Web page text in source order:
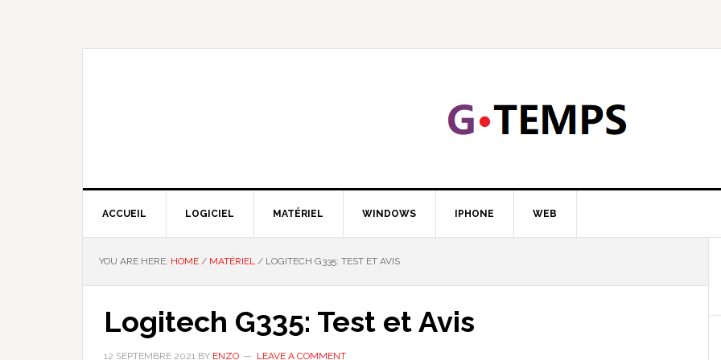
ACCUEIL LOGICIEL MATÉRIEL WINDOWS IPHONE WEB
YOU ARE HERE: HOME / MATÉRIEL / LOGITECH G335: TEST ET AVIS
Logitech G335: Test et Avis
12 SEPTEMBRE 2021 BY ENZO LEAVE A COMMENT